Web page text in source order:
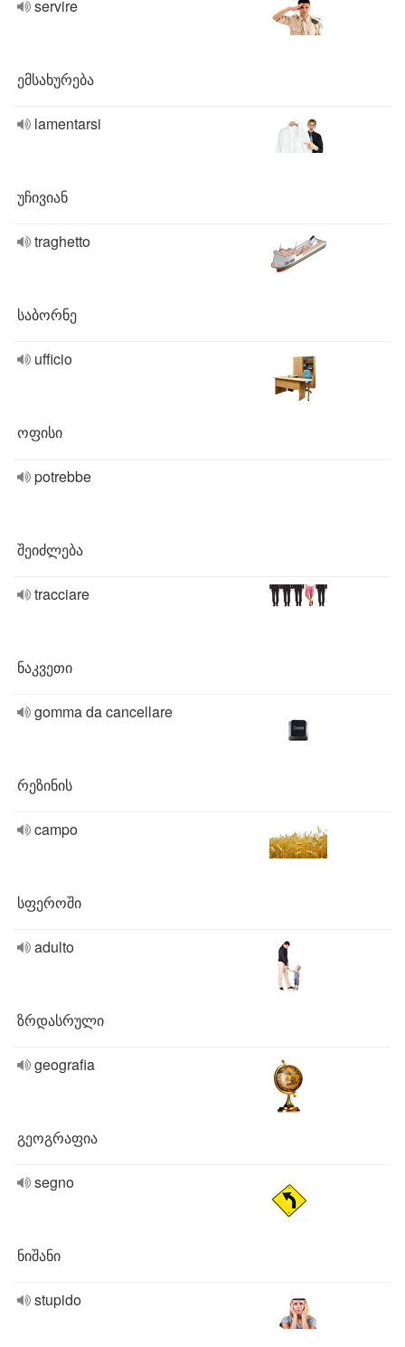
servire
ემსახურება
lamentarsi
უჩივიან
traghetto
საბორნე
ufficio
ოფისი
potrebbe
შეიძლება
tracciare
ნაკვეთი
gomma da cancellare
რეზინის
campo
სფეროში
adulto
ზრდასრული
geografia
გეოგრაფია
segno
ნიშანი
stupido